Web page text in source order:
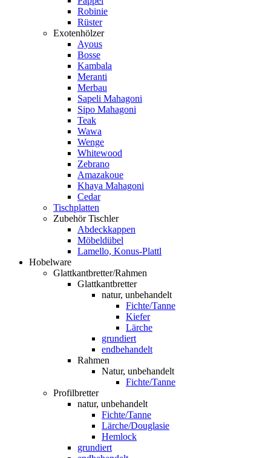
Robinie
Rüster
Exotenhölzer
Ayous
Bosse
Kambala
Meranti
Merbau
Sapeli Mahagoni
Sipo Mahagoni
Teak
Wawa
Wenge
Whitewood
Zebrano
Amazakoue
Khaya Mahagoni
Cedar
Tischplatten
Zubehör Tischler
Abdeckkappen
Möbeldübel
Lamello, Konus-Plattl
Hobelware
Glattkantbretter/Rahmen
Glattkantbretter
natur, unbehandelt
Fichte/Tanne
Kiefer
Lärche
grundiert
endbehandelt
Rahmen
Natur, unbehandelt
Fichte/Tanne
Profilbretter
natur, unbehandelt
Fichte/Tanne
Lärche/Douglasie
Hemlock
grundiert